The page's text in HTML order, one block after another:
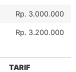
Rp. 3.000.000
Rp. 3.200.000
TARIF